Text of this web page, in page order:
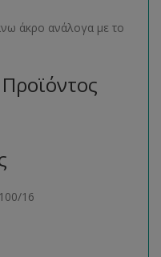
άκρο ανάλογα με το
16